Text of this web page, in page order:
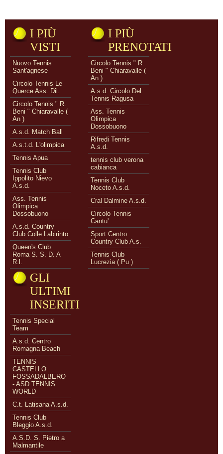
I PIÙ
VISTI
Nuovo Tennis
Sant'agnese
Circolo Tennis Le
Querce Ass. Dil.
Circolo Tennis " R.
Beni " Chiaravalle (
An )
A.s.d. Match Ball
A.s.t.d. L'olimpica
Tennis Apua
Tennis Club
Ippolito Nievo
A.s.d.
Ass. Tennis
Olimpica
Dossobuono
A.s.d. Country
Club Colle Labirinto
Queen's Club
Roma S. S. D. A
R.l.
I PIÙ
PRENOTATI
Circolo Tennis " R.
Beni " Chiaravalle (
An )
A.s.d. Circolo Del
Tennis Ragusa
Ass. Tennis
Olimpica
Dossobuono
Rifredi Tennis
A.s.d.
tennis club verona
cabianca
Tennis Club
Noceto A.s.d.
Cral Dalmine A.s.d.
Circolo Tennis
Cantu'
Sport Centro
Country Club A.s.
Tennis Club
Lucrezia ( Pu )
GLI
ULTIMI
INSERITI
Tennis Special
Team
A.s.d. Centro
Romagna Beach
TENNIS
CASTELLO
FOSSADALBERO
- ASD TENNIS
WORLD
C.t. Latisana A.s.d.
Tennis Club
Bleggio A.s.d.
A.S.D. S. Pietro a
Malmantile